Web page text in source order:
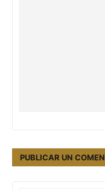
PUBLICAR UN